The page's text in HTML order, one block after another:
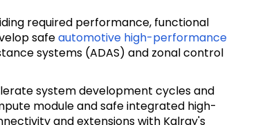
required performance, functional
safeautomotive high-performance
systems (ADAS) and zonal control
system development cycles and
module and safe integrated high-
and extensions with Kalray's